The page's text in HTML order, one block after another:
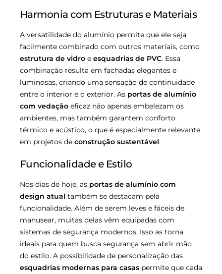
Harmonia com Estruturas e Materiais
A versatilidade do alumínio permite que ele seja
facilmente combinado com outros materiais, como
estrutura de vidro e esquadrias de PVC. Essa
combinação resulta em fachadas elegantes e
luminosas, criando uma sensação de continuidade
entre o interior e o exterior. As portas de alumínio
com vedação eficaz não apenas embelezam os
ambientes, mas também garantem conforto
térmico e acústico, o que é especialmente relevante
em projetos de construção sustentável.
Funcionalidade e Estilo
Nos dias de hoje, as portas de alumínio com
design atual também se destacam pela
funcionalidade. Além de serem leves e fáceis de
manusear, muitas delas vêm equipadas com
sistemas de segurança modernos. Isso as torna
ideais para quem busca segurança sem abrir mão
do estilo. A possibilidade de personalização das
esquadrias modernas para casas permite que cada